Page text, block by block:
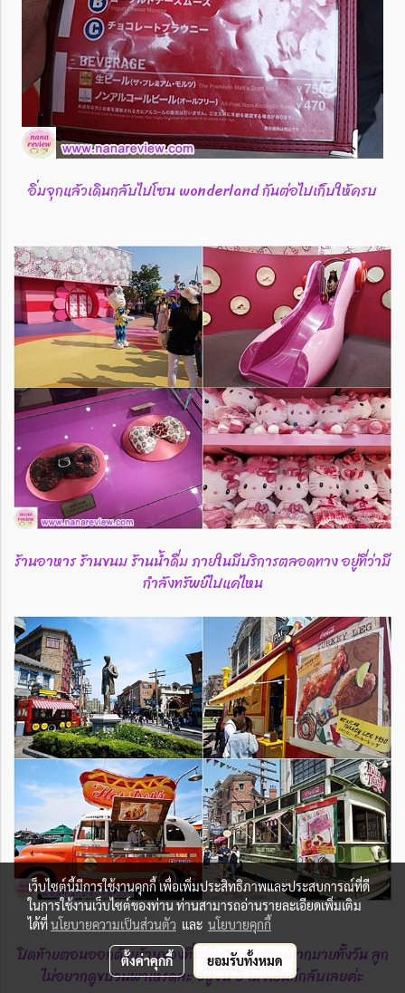
อิ่มจุกแล้วเดินกลับไปโซน wonderland กันต่อไปเก็บให้ครบ
ร้านอาหาร ร้านขนม ร้านน้ำดื่ม ภายในมีบริการตลอดทาง อยู่ที่ว่ามี
กำลังทรัพย์ไปแค่ไหน
ปิดท้ายตอนออกด้วยร้านของที่ระลึก เพราะสนุกมากมายทั้งวัน ลูก
ไม่อยากดูขบวนพาเหรดละ อยู่จน 5 โมงเย็นก็กลับเลยค่ะ
เว็บไซต์นี้มีการใช้งานคุกกี้ เพื่อเพิ่มประสิทธิภาพและประสบการณ์ที่ดี
ในการใช้งานเว็บไซต์ของท่าน ท่านสามารถอ่านรายละเอียดเพิ่มเติม
ได้ที่นโยบายความเป็นส่วนตัว และ นโยบายคุกกี้
ตั้งค่าคุกกี้ ยอมรับทั้งหมด